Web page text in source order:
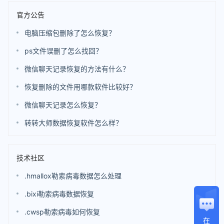
官方公告
电脑压缩包删除了怎么恢复？
ps文件误删了怎么找回？
微信聊天记录恢复的方法有什么？
恢复删除的文件用哪款软件比较好？
微信聊天记录怎么恢复？
转转大师数据恢复软件怎么样？
技术社区
.hmallox勒索病毒数据怎么处理
.bixi勒索病毒数据恢复
.cwsp勒索病毒如何恢复
在